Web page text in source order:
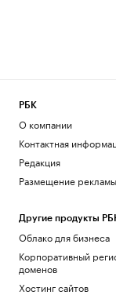
РБК
О компании
Контактная
Редакция
Размещение рекламы
Другие продукты
Облако для бизнеса
Корпоративный
доменов
Хостинг сайтов